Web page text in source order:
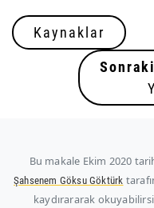
Kaynaklar
Bu makale Ekim 2020
Şahsenem Göksu Göktürk
kaydırararak